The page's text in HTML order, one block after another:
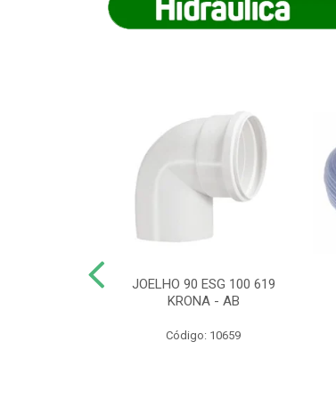
JOELHO 90 ESG 100 619
KRONA - AB
Código: 10659